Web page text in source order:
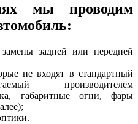
мы проводим
задней или передней
не входят в стандартный
производителем
габаритные огни, фары